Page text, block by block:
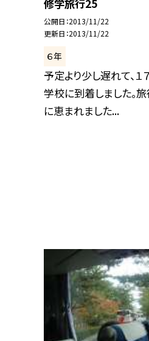
修学旅行25
公開日 2013/11/22
更新日 2013/11/22
６年
予定より少し遅れて、１
学校に到着しました。
に恵まれました...